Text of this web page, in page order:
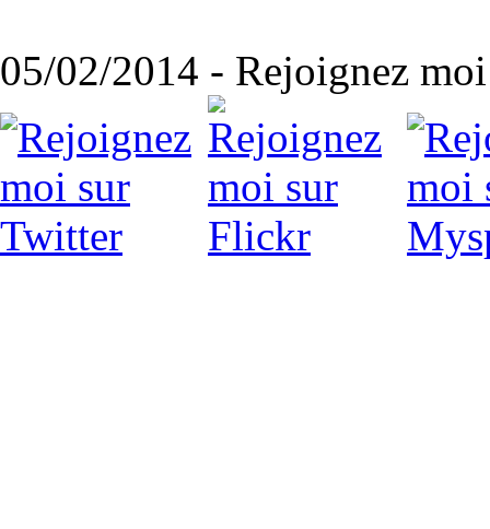
05/02/2014 - Rejoignez